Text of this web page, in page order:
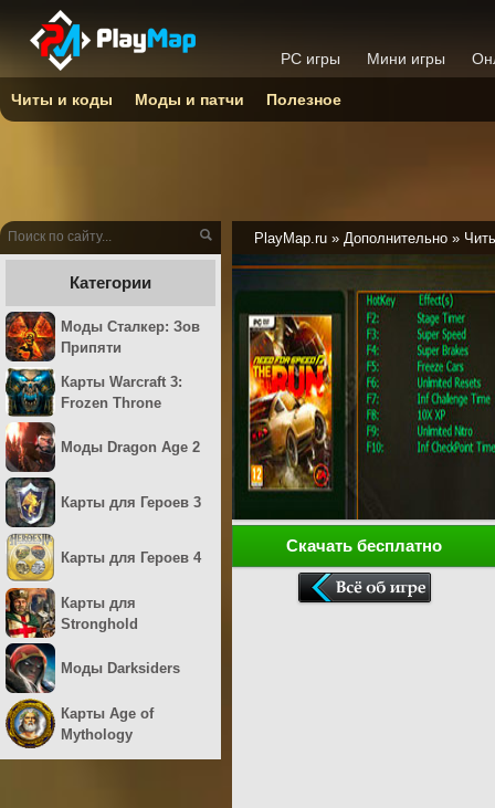
PlayMap.ru » Дополнительно »
Скачать бесплатно
Категории
Моды Сталкер: Зов
Припяти
Карты Warcraft 3:
Frozen Throne
Моды Dragon Age 2
Карты для Героев 3
Карты для Героев 4
Карты для
Stronghold
Моды Darksiders
Карты Age of
Mythology
PC игры Мини игры
Читы и коды Моды и патчи Полезное